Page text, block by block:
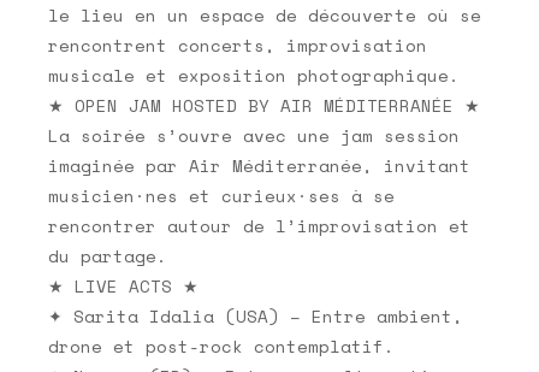
le lieu en un espace de découverte où se
rencontrent concerts, improvisation
musicale et exposition photographique.
★ OPEN JAM HOSTED BY AIR MÉDITERRANÉE ★
La soirée s’ouvre avec une jam session
imaginée par Air Méditerranée, invitant
musicien·nes et curieux·ses à se
rencontrer autour de l’improvisation et
du partage.
★ LIVE ACTS ★
✦ Sarita Idalia (USA) – Entre ambient,
drone et post-rock contemplatif.